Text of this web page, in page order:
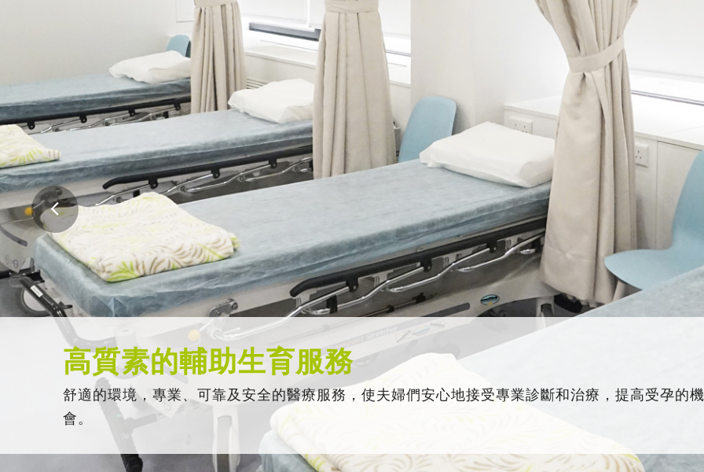
高質素的輔助生育服務
舒適的環境，專業、可靠及安全的醫療服務，使夫婦們安心地接受專業診斷和治療，提高受孕的機
會。